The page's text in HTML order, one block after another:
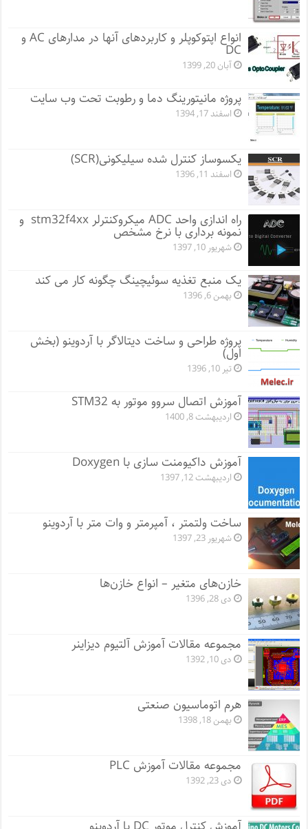
انواع اپتوکوپلر و کاربردهای آنها در مدارهای AC و
DC
آبان 20, 1399
پروژه مانيتورينگ دما و رطوبت تحت وب سایت
اسفند 17, 1394
یکسوساز کنترل شده سیلیکونی(SCR)
اسفند 11, 1396
راه اندازی واحد ADC میکروکنترلر stm32f4xx و
نمونه برداری با نرخ مشخص
شهریور 10, 1397
یک منبع تغذیه سوئیچینگ چگونه کار می کند
بهمن 6, 1396
پروژه طراحی و ساخت دیتالاگر با آردوینو (بخش
اول)
تیر 10, 1396
آموزش اتصال سروو موتور به STM32
اردیبهشت 8, 1400
آموزش داکیومنت سازی با Doxygen
اردیبهشت 12, 1397
ساخت ولتمتر ، آمپرمتر و وات متر با آردوینو
شهریور 23, 1397
خازن‌های متغیر – انواع خازن‌ها
دی 28, 1396
مجموعه مقالات آموزش آلتیوم دیزاینر
دی 10, 1392
هرم اتوماسیون صنعتی
بهمن 18, 1398
مجموعه مقالات آموزش PLC
دی 23, 1392